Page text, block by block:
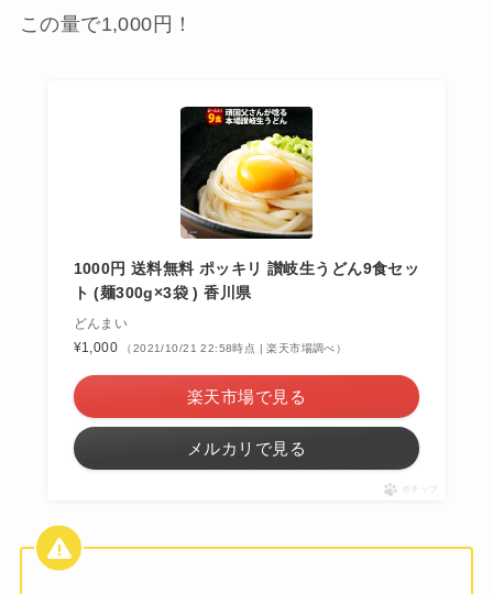
この量で1,000円！
1000円 送料無料 ポッキリ 讃岐生うどん9食セッ
ト (麺300g×3袋 ) 香川県
どんまい
¥1,000
（2021/10/21 22:58時点 | 楽天市場調べ）
楽天市場で見る
メルカリで見る
ポチップ